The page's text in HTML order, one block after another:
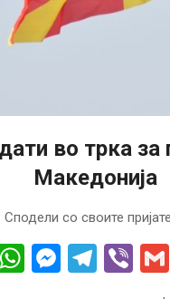
во трка за
Македонија
Сподели со своите
WhatsApp